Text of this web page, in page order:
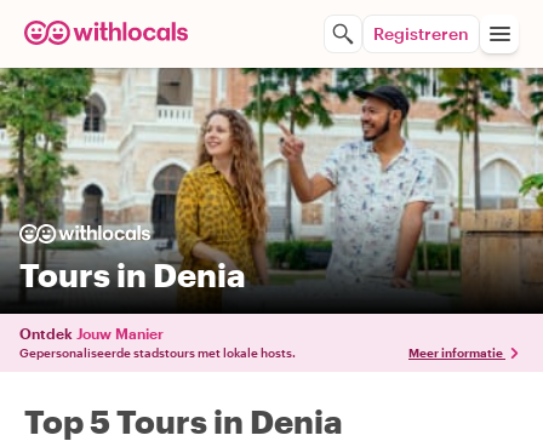
Registreren
Tours in Denia
Ontdek Jouw Manier
Gepersonaliseerde stadstours met lokale hosts. Meer informatie
Top 5 Tours in Denia